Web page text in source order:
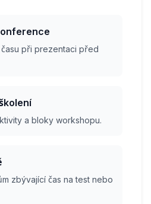
při prezentaci před
a bloky workshopu.
zbývající čas na test nebo